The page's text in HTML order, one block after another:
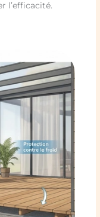
l’efficacité.